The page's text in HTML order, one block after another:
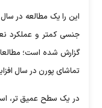
جنسی کمتر و عملکرد
گزارش شده است؛
تماشای پورن در سال
در یک سطح عمیق تر،